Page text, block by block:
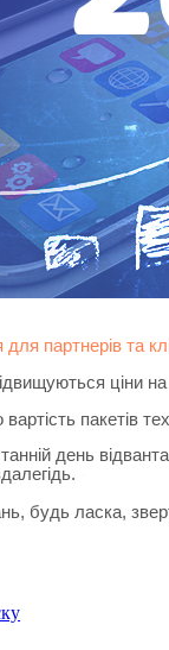
партнерів та
ціни
пакетів
день
будь ласка,